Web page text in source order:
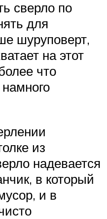
сверло по
для
шуруповерт,
на этот
что
из
надевается
в который
и в